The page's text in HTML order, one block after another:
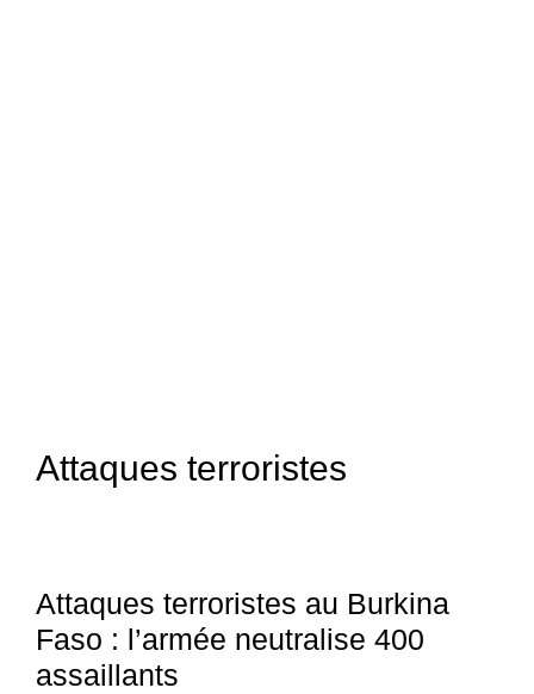
Attaques terroristes
Attaques terroristes au Burkina
Faso : l’armée neutralise 400
assaillants